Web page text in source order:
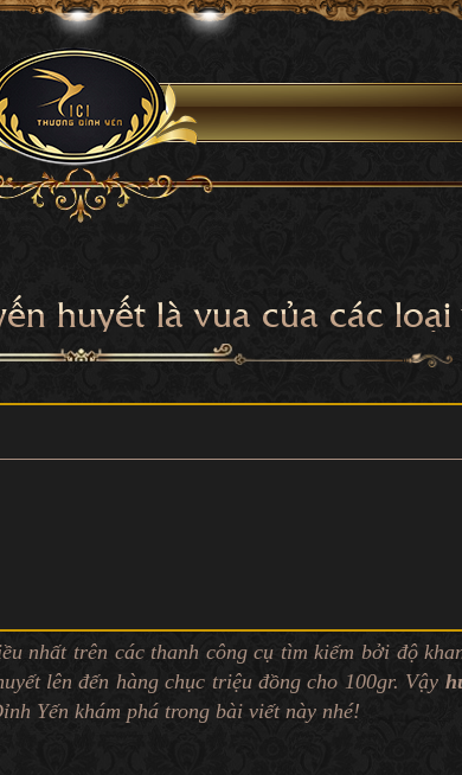
huyết là vua của các loại
nhất trên các thanh công cụ tìm kiếm bởi độ
lên đến hàng chục triệu đồng cho 100gr. Vậy
Yến khám phá trong bài viết này nhé!